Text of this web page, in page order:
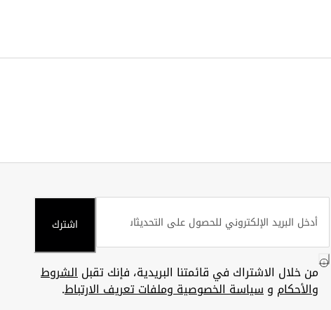
اشترك
من خلال الاشتراك في قائمتنا البريدية، فإنك تقبلالشروط
والأحكام وسياسة الخصوصية وملفات تعريف الارتباط.